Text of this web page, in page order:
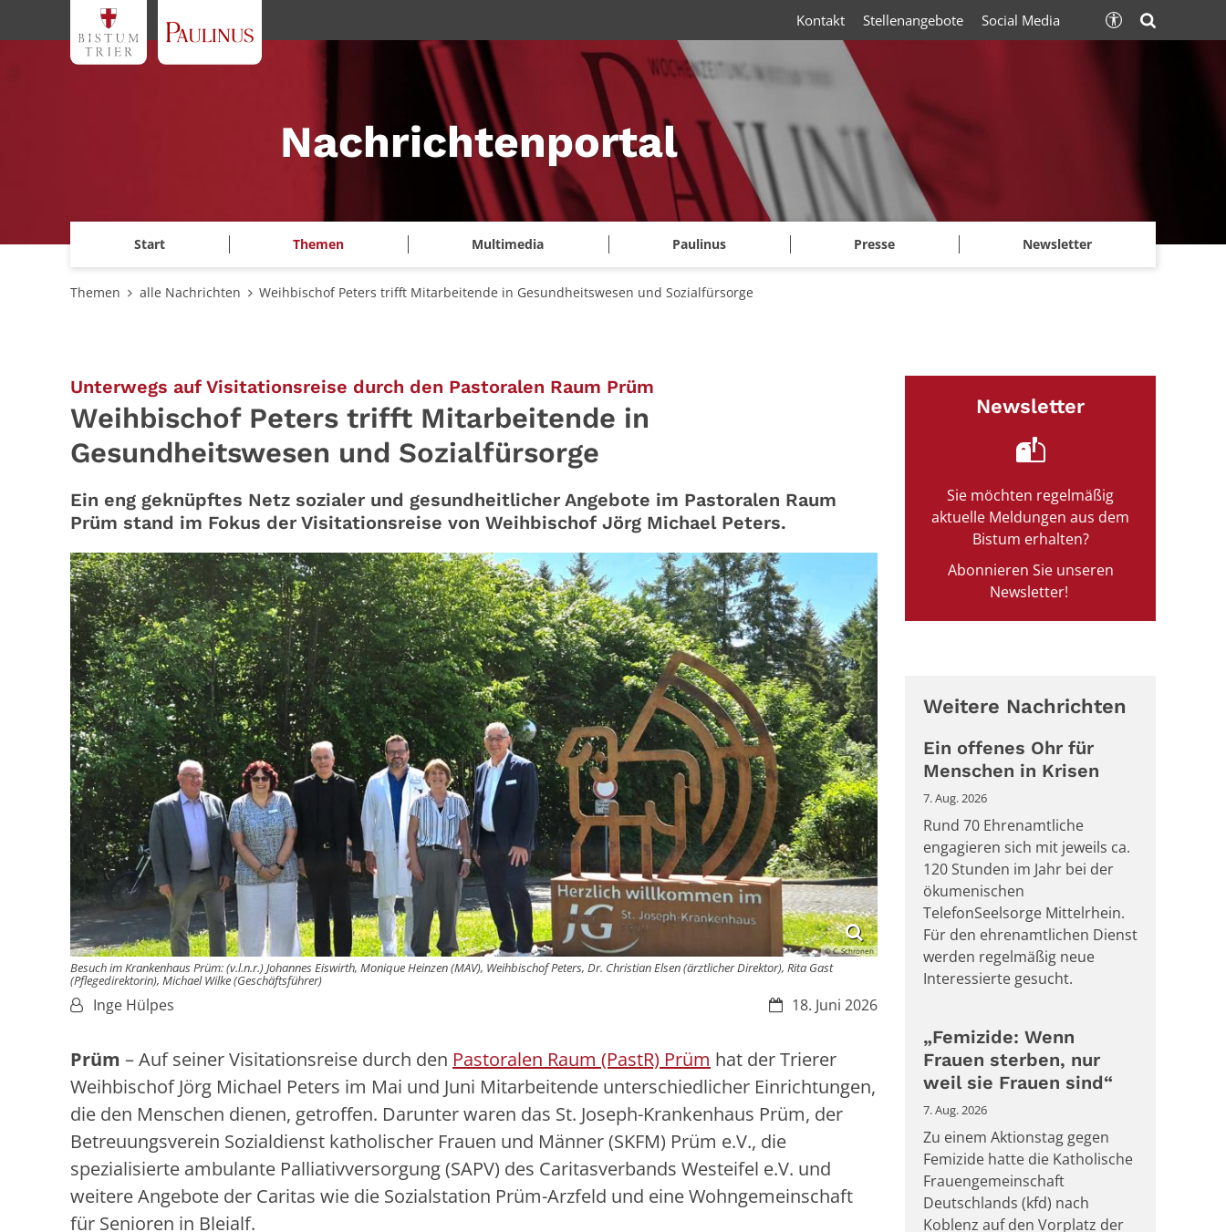
Zum Inhalt springen
Nachrichtenportal
Start Themen Multimedia Paulinus Presse Newsletter
Kontakt Stellenangebote Social Media
Themen alle Nachrichten Weihbischof Peters trifft Mitarbeitende in Gesundheitswesen und Sozialfürsorge
Unterwegs auf Visitationsreise durch den Pastoralen Raum Prüm
Weihbischof Peters trifft Mitarbeitende in
Gesundheitswesen und Sozialfürsorge
Ein eng geknüpftes Netz sozialer und gesundheitlicher Angebote im Pastoralen Raum
Prüm stand im Fokus der Visitationsreise von Weihbischof Jörg Michael Peters.
© C. Schronen
Besuch im Krankenhaus Prüm: (v.l.n.r.) Johannes Eiswirth, Monique Heinzen (MAV), Weihbischof Peters, Dr. Christian Elsen (ärztlicher Direktor), Rita Gast
(Pflegedirektorin), Michael Wilke (Geschäftsführer)
Datum:18. Juni 2026
Von:Inge Hülpes
Prüm – Auf seiner Visitationsreise durch den Pastoralen Raum (PastR) Prüm hat der Trierer
Weihbischof Jörg Michael Peters im Mai und Juni Mitarbeitende unterschiedlicher Einrichtungen,
die den Menschen dienen, getroffen. Darunter waren das St. Joseph-Krankenhaus Prüm, der
Betreuungsverein Sozialdienst katholischer Frauen und Männer (SKFM) Prüm e.V., die
spezialisierte ambulante Palliativversorgung (SAPV) des Caritasverbands Westeifel e.V. und
weitere Angebote der Caritas wie die Sozialstation Prüm-Arzfeld und eine Wohngemeinschaft
für Senioren in Bleialf.
Newsletter
Sie möchten regelmäßig
aktuelle Meldungen aus dem
Bistum erhalten?
Abonnieren Sie unseren
Newsletter!
Weitere Nachrichten
Ein offenes Ohr für
Menschen in Krisen
7. Aug. 2026
Rund 70 Ehrenamtliche
engagieren sich mit jeweils ca.
120 Stunden im Jahr bei der
ökumenischen
TelefonSeelsorge Mittelrhein.
Für den ehrenamtlichen Dienst
werden regelmäßig neue
Interessierte gesucht.
„Femizide: Wenn
Frauen sterben, nur
weil sie Frauen sind“
7. Aug. 2026
Zu einem Aktionstag gegen
Femizide hatte die Katholische
Frauengemeinschaft
Deutschlands (kfd) nach
Koblenz auf den Vorplatz der